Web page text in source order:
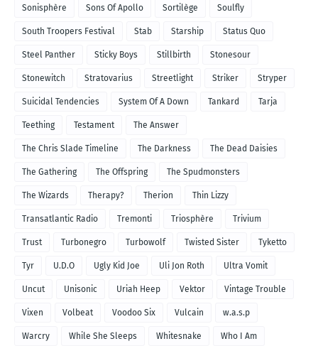
Sonisphère Sons Of Apollo Sortilège Soulfly
South Troopers Festival Stab Starship Status Quo
Steel Panther Sticky Boys Stillbirth Stonesour
Stonewitch Stratovarius Streetlight Striker Stryper
Suicidal Tendencies System Of A Down Tankard Tarja
Teething Testament The Answer
The Chris Slade Timeline The Darkness The Dead Daisies
The Gathering The Offspring The Spudmonsters
The Wizards Therapy? Therion Thin Lizzy
Transatlantic Radio Tremonti Triosphère Trivium
Trust Turbonegro Turbowolf Twisted Sister Tyketto
Tyr U.D.O Ugly Kid Joe Uli Jon Roth Ultra Vomit
Uncut Unisonic Uriah Heep Vektor Vintage Trouble
Vixen Volbeat Voodoo Six Vulcain w.a.s.p
Warcry While She Sleeps Whitesnake Who I Am